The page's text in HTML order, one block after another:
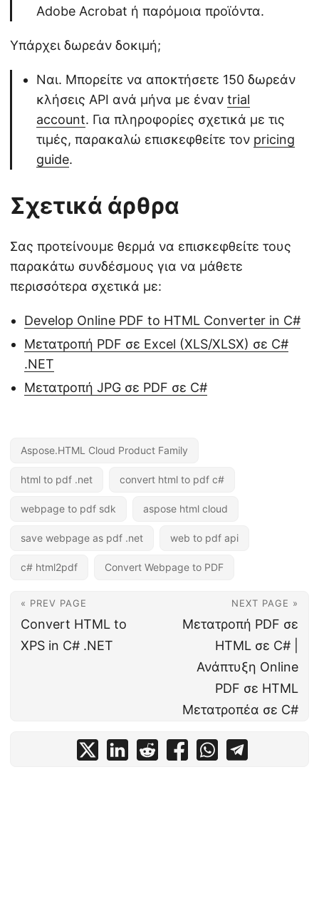
Adobe Acrobat ή παρόμοια προϊόντα.
Υπάρχει δωρεάν δοκιμή;
Ναι. Μπορείτε να αποκτήσετε 150 δωρεάν
κλήσεις API ανά μήνα με έναν trial
account. Για πληροφορίες σχετικά με τις
τιμές, παρακαλώ επισκεφθείτε τον pricing
guide.
Σχετικά άρθρα
Σας προτείνουμε θερμά να επισκεφθείτε τους
παρακάτω συνδέσμους για να μάθετε
περισσότερα σχετικά με:
Develop Online PDF to HTML Converter in C#
Μετατροπή PDF σε Excel (XLS/XLSX) σε C#
.NET
Μετατροπή JPG σε PDF σε C#
Aspose.HTML Cloud Product Family
html to pdf .net convert html to pdf c#
webpage to pdf sdk aspose html cloud
save webpage as pdf .net web to pdf api
c# html2pdf Convert Webpage to PDF
« PREV PAGE
Convert HTML to
XPS in C# .NET
NEXT PAGE »
Μετατροπή PDF σε
HTML σε C# |
Ανάπτυξη Online
PDF σε HTML
Μετατροπέα σε C#